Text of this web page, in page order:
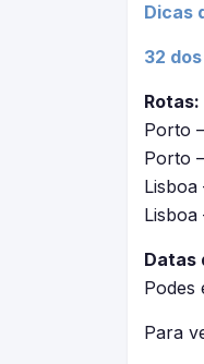
Dicas
32
Rotas:
Porto
Porto
Lisboa
Lisboa
Datas
Podes
Para